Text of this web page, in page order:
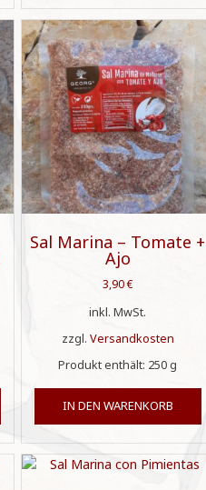
Sal Marina – Tomate +
Ajo
3,90€
inkl. MwSt.
zzgl. Versandkosten
Produkt enthält: 250g
IN DEN WARENKORB